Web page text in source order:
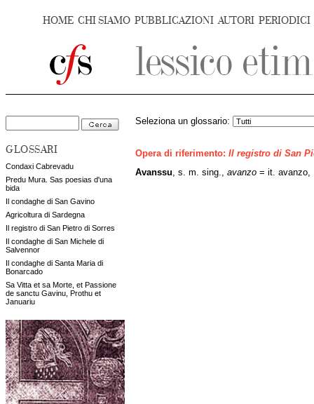
HOME CHI SIAMO PUBBLICAZIONI AUTORI PERIODICI
GLOSSARI
Condaxi Cabrevadu
Predu Mura. Sas poesias d'una
bida
Il condaghe di San Gavino
Agricoltura di Sardegna
Il registro di San Pietro di Sorres
Il condaghe di San Michele di
Salvennor
Il condaghe di Santa Maria di
Bonarcado
Sa Vitta et sa Morte, et Passione
de sanctu Gavinu, Prothu et
Januariu
Seleziona un glossario:
Opera di riferimento: Il registro di San
Avanssu , s. m. sing., avanzo = it. avanzo,